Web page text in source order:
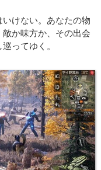
けない。あなたの物
か味方か、その出会
ってゆく。